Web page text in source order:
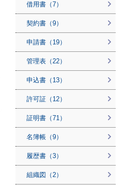
借用書（7）
契約書（9）
申請書（19）
管理表（22）
申込書（13）
許可証（12）
証明書（71）
名簿帳（9）
履歴書（3）
組織図（2）